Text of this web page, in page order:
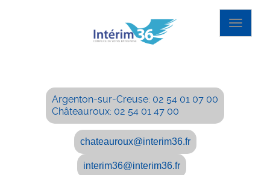
Argenton-sur-Creuse: 02 54 01 07 00
Châteauroux: 02 54 01 47 00
chateauroux@interim36.fr
interim36@interim36.fr
Toggle